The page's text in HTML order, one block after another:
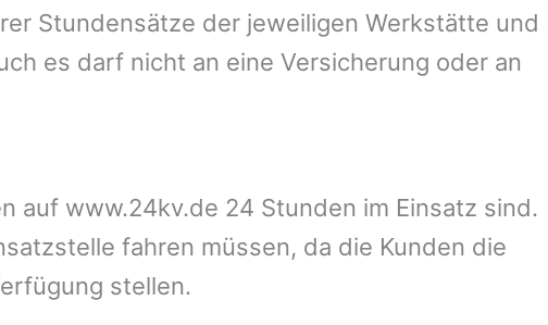
Stundensätze der jeweiligen Werkstätte und
es darf nicht an eine Versicherung oder an
auf www.24kv.de 24 Stunden im Einsatz sind.
fahren müssen, da die Kunden die
stellen.